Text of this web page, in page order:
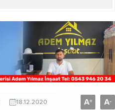
18.12.2020 A+ A-